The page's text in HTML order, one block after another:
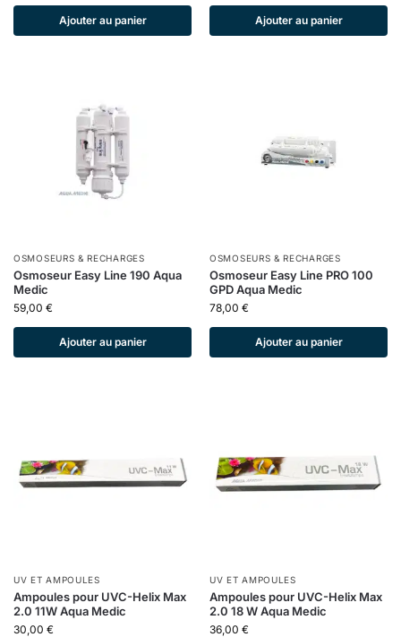
Ajouter au panier Ajouter au panier
OSMOSEURS & RECHARGES
Osmoseur Easy Line 190 Aqua
Medic
59,00 €
Ajouter au panier
OSMOSEURS & RECHARGES
Osmoseur Easy Line PRO 100
GPD Aqua Medic
78,00 €
Ajouter au panier
UV ET AMPOULES
Ampoules pour UVC-Helix Max
2.0 11W Aqua Medic
30,00 €
UV ET AMPOULES
Ampoules pour UVC-Helix Max
2.0 18 W Aqua Medic
36,00 €